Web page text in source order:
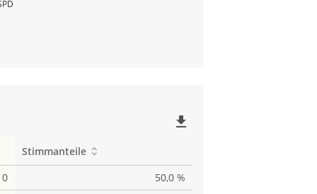
file_download
Stimmanteile
50,0 %